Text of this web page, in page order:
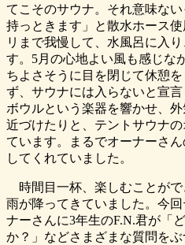
てこそのサウナ。それ意味な
持っときます」と散水ホース
リまで我慢して、水風呂に入
す。5月の心地よい風も感じな
ちよさそうに目を閉じて休憩
ず、サウナには入らないと宣
ボウルという楽器を響かせ、
近づけたりと、テントサウナ
ています。まるでオーナーさ
してくれていました。
時間目一杯、楽しむことが
雨が降ってきていました。今
ナーさんに3年生のF.N.君が「
か？」などさまざまな質問を